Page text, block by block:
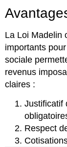
La Loi Madelin
importants
sociale
revenus
claires :
Justificatif
Respect